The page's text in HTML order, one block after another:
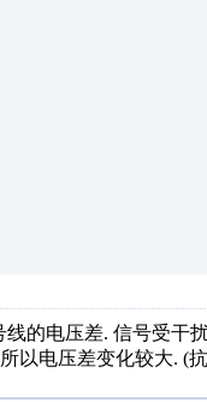
的电压差. 信号受干
以电压差变化较大. (